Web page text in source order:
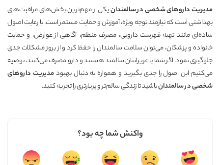
مدیریت داروهای شخصی در سالمندانیکی از مهم‌ترین بخش‌های مراقبت‌های
بهداشتی است که نیازمند توجه ویژه، آموزش و حمایت مستمر است. با رعایت اصول
ساده‌ای مانند تهیه فهرست دارویی، مصرف منظم، آگاهی از عوارض، و حمایت
خانواده و پزشکان، می‌توان سلامت سالمندان را حفظ کرد و از بروز مشکلات جدی
جلوگیری نمود. اگر شما یا عزیزانتان سالمند هستند و دارو مصرف می‌کنند، توصیه
می‌کنیم این اصول را جدی بگیرید و همواره به دنبال بهبودمدیریت داروهای
شخصی در سالمندانباشید تا زندگی سالم‌تر و پربارتری را تجربه کنید.
واکنش شما چه بود؟